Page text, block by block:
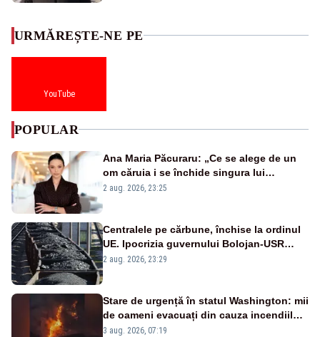
URMĂREȘTE-NE PE
YouTube
POPULAR
Ana Maria Păcuraru: „Ce se alege de un
om căruia i se închide singura lui
portiță?”
2 aug. 2026, 23:25
Centralele pe cărbune, închise la ordinul
UE. Ipocrizia guvernului Bolojan-USR
după starea de alertă
2 aug. 2026, 23:29
Stare de urgență în statul Washington: mii
de oameni evacuați din cauza incendiilor
puternice de vegetație
3 aug. 2026, 07:19